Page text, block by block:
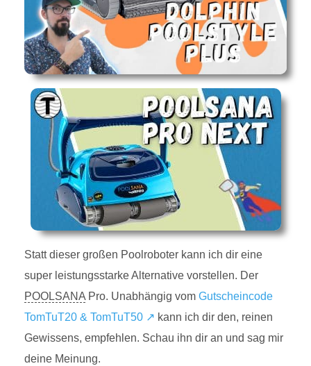
Statt dieser großen Poolroboter kann ich dir eine
super leistungsstarke Alternative vorstellen. Der
POOLSANA Pro. Unabhängig vom Gutscheincode
TomTuT20 & TomTuT50 ↗ kann ich dir den, reinen
Gewissens, empfehlen. Schau ihn dir an und sag mir
deine Meinung.